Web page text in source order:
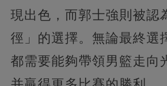
現出色，而郭士強則被認
徑」的選擇。無論最終選
都需要能夠帶領男籃走向